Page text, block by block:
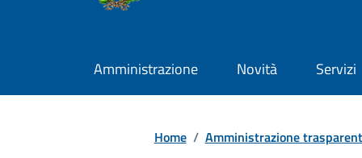
Amministrazione Novità Servizi
Home / Amministrazione